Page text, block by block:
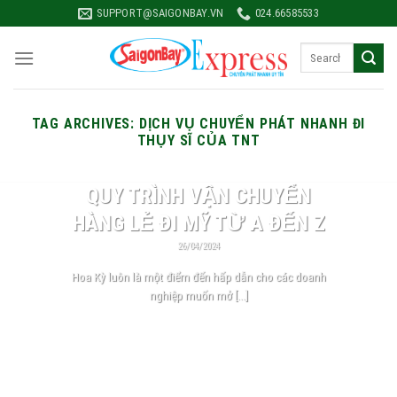
to
content
SUPPORT@SAIGONBAY.VN 024.66585533
TAG ARCHIVES: DỊCH VỤ CHUYỂN PHÁT NHANH ĐI
THỤY SĨ CỦA TNT
QUY TRÌNH VẬN CHUYỂN
HÀNG LẺ ĐI MỸ TỪ A ĐẾN Z
26/04/2024
Hoa Kỳ luôn là một điểm đến hấp dẫn cho các doanh
nghiệp muốn mở [...]